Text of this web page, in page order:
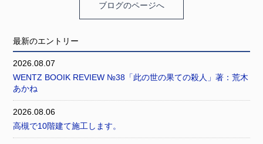
ブログのページへ
最新のエントリー
2026.08.07
WENTZ BOOIK REVIEW №38「此の世の果ての殺人」著：荒木
あかね
2026.08.06
高槻で10階建て施工します。